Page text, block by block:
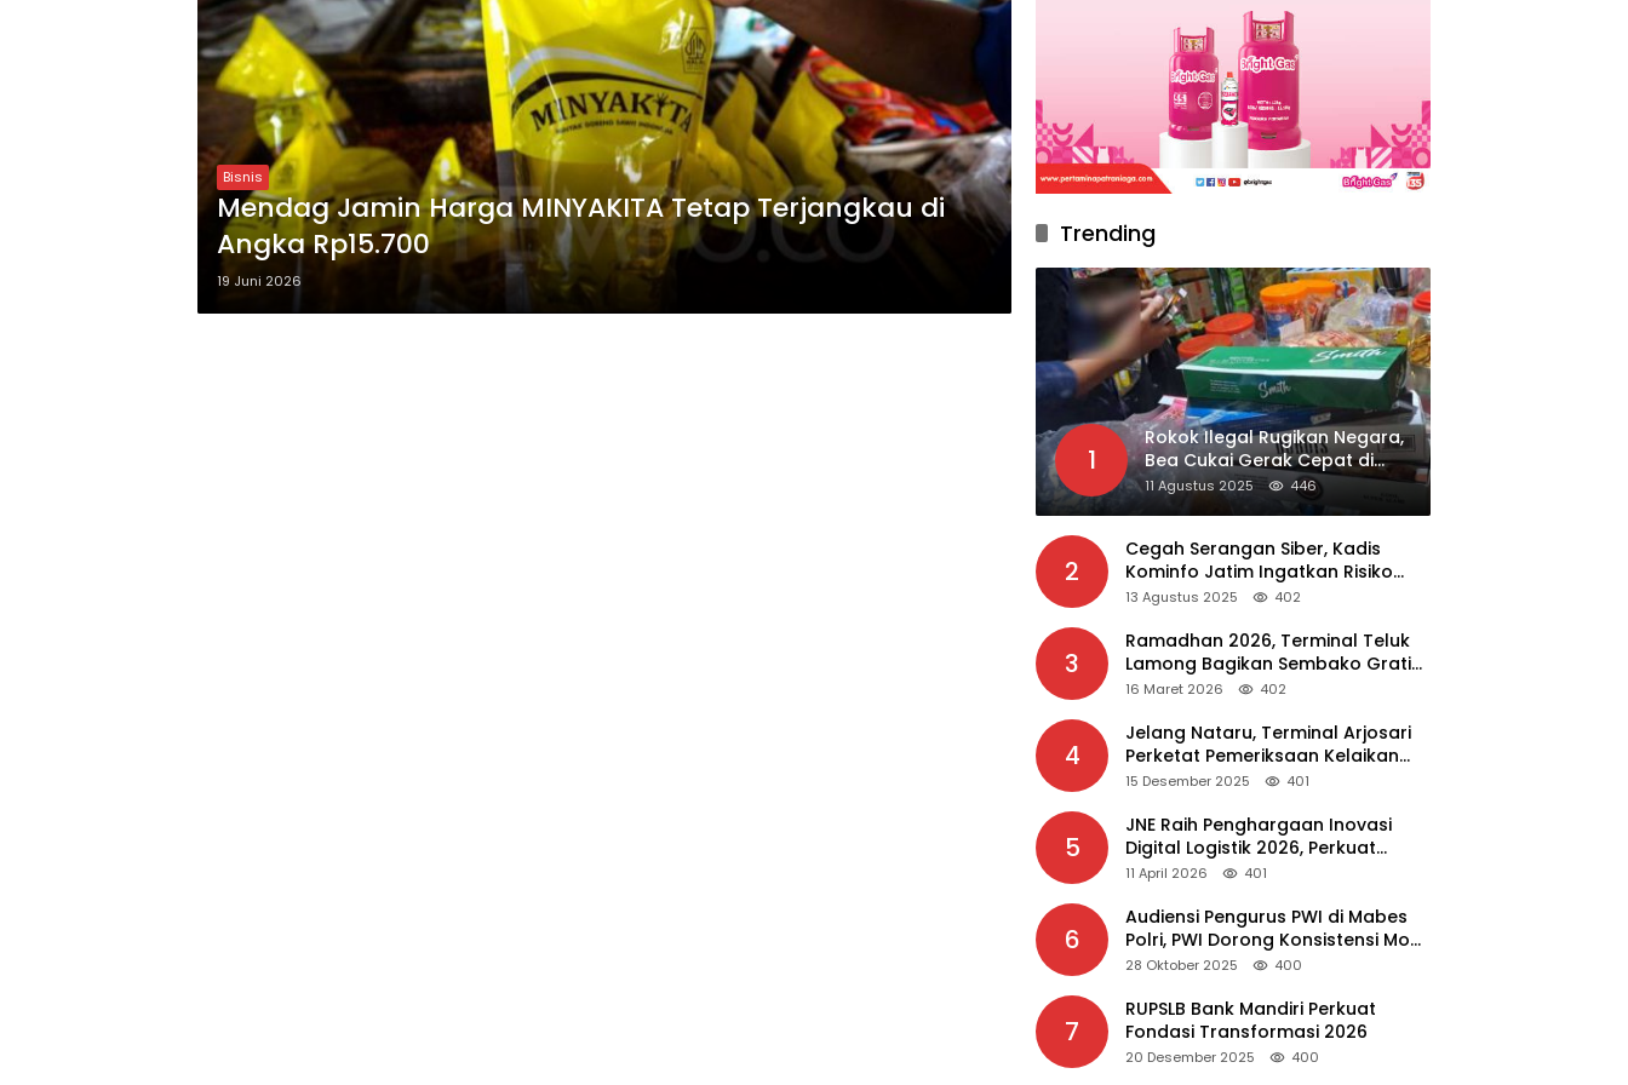
Bisnis
Mendag Jamin Harga MINYAKITA Tetap Terjangkau di
Angka Rp15.700
19 Juni 2026
Trending
1
Rokok Ilegal Rugikan Negara,
Bea Cukai Gerak Cepat di
Giripurno
11 Agustus 2025 446
2
Cegah Serangan Siber, Kadis
Kominfo Jatim Ingatkan Risiko
Malware dari Aplikasi Bajakan
13 Agustus 2025 402
3
Ramadhan 2026, Terminal Teluk
Lamong Bagikan Sembako Gratis
dan Takjil untuk Masyarakat
16 Maret 2026 402
4
Jelang Nataru, Terminal Arjosari
Perketat Pemeriksaan Kelaikan
Bus
15 Desember 2025 401
5
JNE Raih Penghargaan Inovasi
Digital Logistik 2026, Perkuat
Transformasi Layanan
11 April 2026 401
6
Audiensi Pengurus PWI di Mabes
Polri, PWI Dorong Konsistensi MoU
Dewan Pers – Polri
28 Oktober 2025 400
7
RUPSLB Bank Mandiri Perkuat
Fondasi Transformasi 2026
20 Desember 2025 400